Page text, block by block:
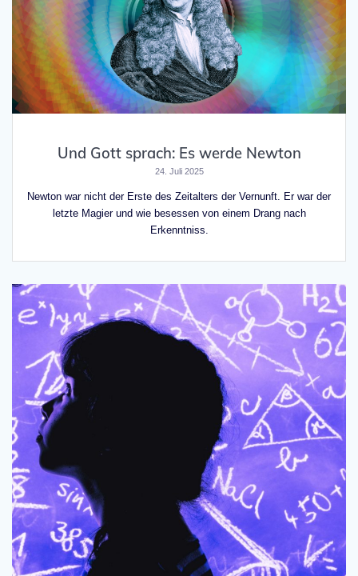
Und Gott sprach: Es werde Newton
24. Juli 2025
Newton war nicht der Erste des Zeitalters der Vernunft. Er war der
letzte Magier und wie besessen von einem Drang nach
Erkenntniss.